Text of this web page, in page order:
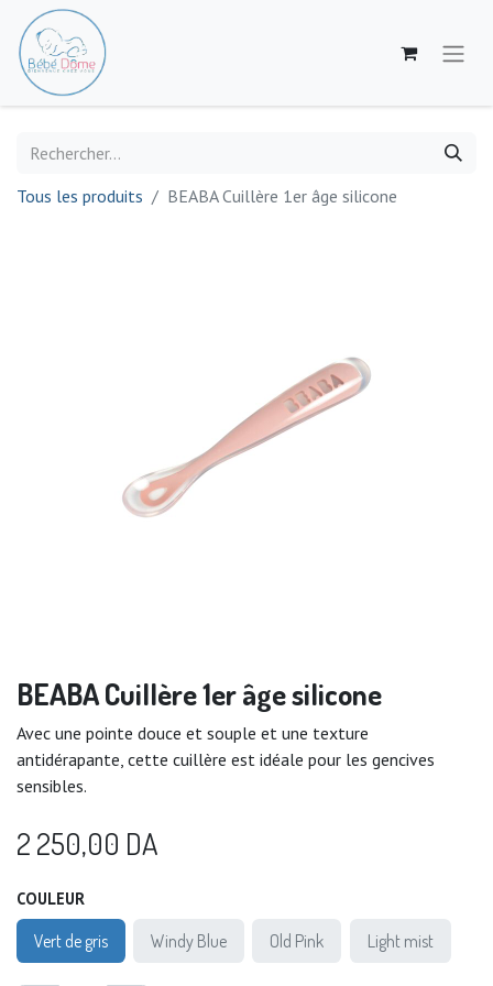
Tous les produits BEABA Cuillère 1er âge silicone
BEABA Cuillère 1er âge silicone
Avec une pointe douce et souple et une texture
antidérapante, cette cuillère est idéale pour les gencives
sensibles.
2 250,00 DA
COULEUR
Vert de gris Windy Blue Old Pink Light mist